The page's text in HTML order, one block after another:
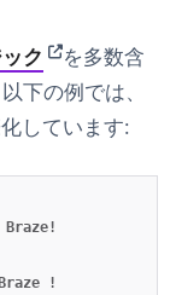
ク (opens in
を多数含
下の例では、
しています: